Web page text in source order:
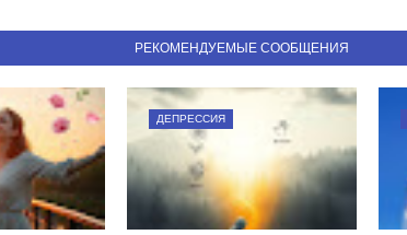
РЕКОМЕНДУЕМЫЕ СООБЩЕНИЯ
ДЕПРЕССИЯ